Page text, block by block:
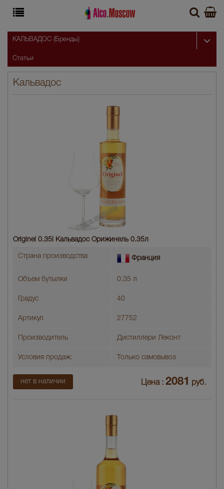
Кальвадос
Originel 0.35l Кальвадос Орижинель 0.35л
Страна производства Франция
Объем бутылки 0.35 л
Градус 40
Артикул 27752
Производитель Дистиллери Леконт
Условия продаж: Только самовывоз
нет в наличии Цена : 2081 руб.
КАЛЬВАДОС (Бренды)
Статьи